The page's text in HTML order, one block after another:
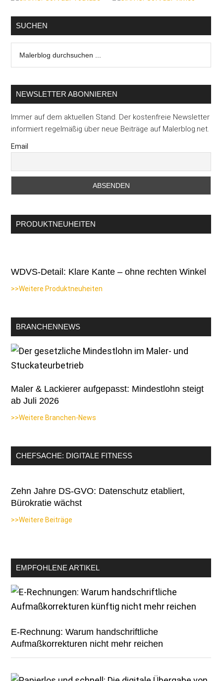
SUCHEN
durchsuchen
NEWSLETTER ABONNIEREN
Immer auf dem aktuellen Stand. Der kostenfreie Newsletter
informiert regelmäßig über neue Beiträge auf Malerblog.net.
Email
PRODUKTNEUHEITEN
WDVS-Detail: Klare Kante – ohne rechten Winkel
>>Weitere Produktneuheiten
BRANCHENNEWS
Maler & Lackierer aufgepasst: Mindestlohn steigt
ab Juli 2026
>>Weitere Branchen-News
CHEFSACHE: DIGITALE FITNESS
Zehn Jahre DS-GVO: Datenschutz etabliert,
Bürokratie wächst
>>Weitere Beiträge
EMPFOHLENE ARTIKEL
E-Rechnung: Warum handschriftliche
Aufmaßkorrekturen nicht mehr reichen